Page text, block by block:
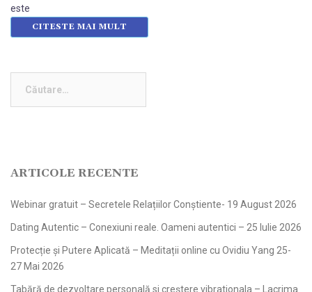
este
CITESTE MAI MULT
după:
ARTICOLE RECENTE
Webinar gratuit – Secretele Relațiilor Conștiente- 19 August 2026
Dating Autentic – Conexiuni reale. Oameni autentici – 25 Iulie 2026
Protecție și Putere Aplicată – Meditații online cu Ovidiu Yang 25-
27 Mai 2026
Tabără de dezvoltare personală si creștere vibrationala – Lacrima